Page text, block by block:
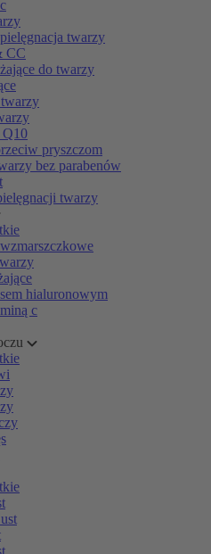
twarzy
CC
do twarzy
Q10
pryszczom
bez parabenów
twarzy
hialuronowym
c